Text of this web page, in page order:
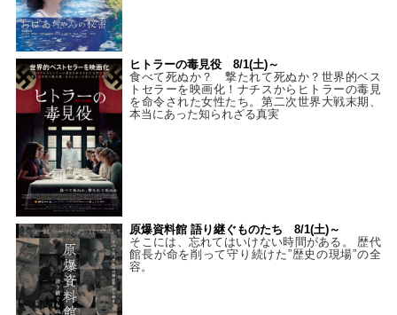
ヒトラーの毒見役 8/1(土)～
食べて死ぬか？ 撃たれて死ぬか？世界的ベス
トセラーを映画化！ナチスからヒトラーの毒見
を命令された女性たち。第二次世界大戦末期、
本当にあった知られざる真実
原爆資料館 語り継ぐものたち 8/1(土)～
そこには、忘れてはいけない時間がある。 歴代
館長が命を削って守り続けた”歴史の現場”の全
容。